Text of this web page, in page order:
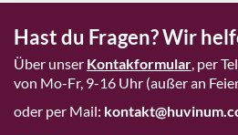
Hast du Fragen? Wir
Über unser Kontakformular, per
von Mo-Fr, 9-16 Uhr (außer an
oder per Mail: